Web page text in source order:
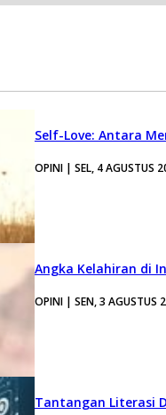
Self-Love: Antara
OPINI | SEL, 4 AGUSTUS
Angka Kelahiran di
OPINI | SEN, 3 AGUSTUS
Tantangan Literasi